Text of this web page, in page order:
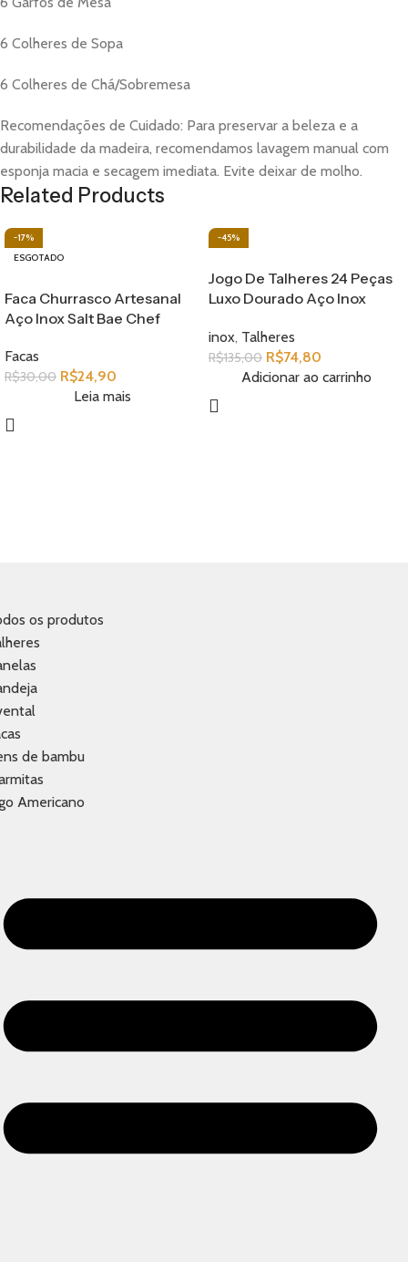
6 Colheres de Sopa
6 Colheres de Chá/Sobremesa
Recomendações de Cuidado: Para preservar a beleza e a
durabilidade da madeira, recomendamos lavagem manual com
esponja macia e secagem imediata. Evite deixar de molho.
Related Products
-17%
ESGOTADO
Faca Churrasco Artesanal
Aço Inox Salt Bae Chef
Facas
R$30,00 R$24,90
Leia mais
-45%
Jogo De Talheres 24 Peças
Luxo Dourado Aço Inox
inox, Talheres
R$135,00 R$74,80
Adicionar ao carrinho
os produtos
de bambu
Americano